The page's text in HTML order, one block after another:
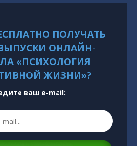
ПОЛУЧАТЬ
ОНЛАЙН-
«ПСИХОЛОГИЯ
ЖИЗНИ»?
ваш e-mail: